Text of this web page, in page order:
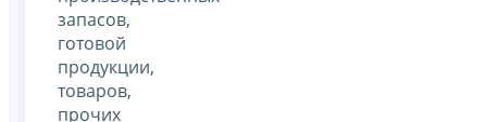
запасов,
готовой
продукции,
товаров,
прочих